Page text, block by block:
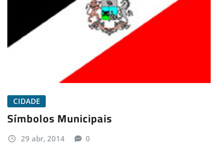
CIDADE
Símbolos Municipais
29 abr, 2014 0